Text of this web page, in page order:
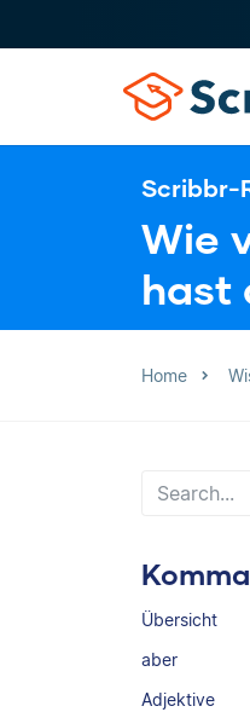
Scribbr-
Wie
hast
Home
Übersicht
aber
Adjektive